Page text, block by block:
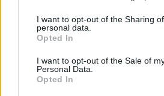
I want to opt-out of the Sharing
personal data.
Opted In
I want to opt-out of the Sale of
Personal Data.
Opted In
παράδοση του συστήματος
θέλουμε να ενισχύσουμε
πρόληψης και έγκαιρης
πυρκαγιών, αξιοποιώντας
τεχνητής νοημοσύνης